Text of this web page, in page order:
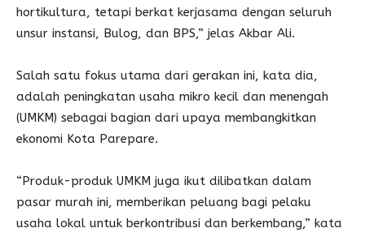
hortikultura, tetapi berkat kerjasama dengan seluruh
unsur instansi, Bulog, dan BPS,” jelas Akbar Ali.
Salah satu fokus utama dari gerakan ini, kata dia,
adalah peningkatan usaha mikro kecil dan menengah
(UMKM) sebagai bagian dari upaya membangkitkan
ekonomi Kota Parepare.
“Produk-produk UMKM juga ikut dilibatkan dalam
pasar murah ini, memberikan peluang bagi pelaku
usaha lokal untuk berkontribusi dan berkembang,” kata